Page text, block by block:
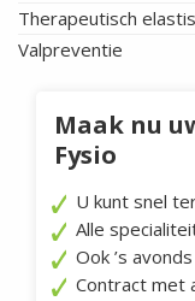
Therapeutisch
Valpreventie
Maak nu
Fysio
U kunt snel
Alle
Ook ’s
Contract met